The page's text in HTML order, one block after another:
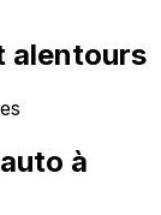
alentours
à